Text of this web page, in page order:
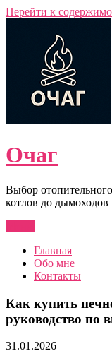
Перейти к
Очаг
Выбор
котлов до дымоходов
Главная
Обо мне
Контакты
Как купить
руководство по
31.01.2026